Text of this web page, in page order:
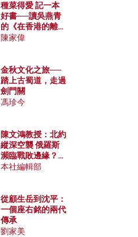
種菜得愛 記一本
好書──讀吳燕青
的《在香港的離島
種菜》
陳家偉
金秋文化之旅──
踏上古蜀道，走過
劍門關
馮珍今
陳文鴻教授：北約
縱深空襲 俄羅斯
瀕臨戰敗邊緣？中
國零部件能左右戰
本社編輯部
從顧生岳到沈平：
一個座右銘的兩代
傳承
劉家美